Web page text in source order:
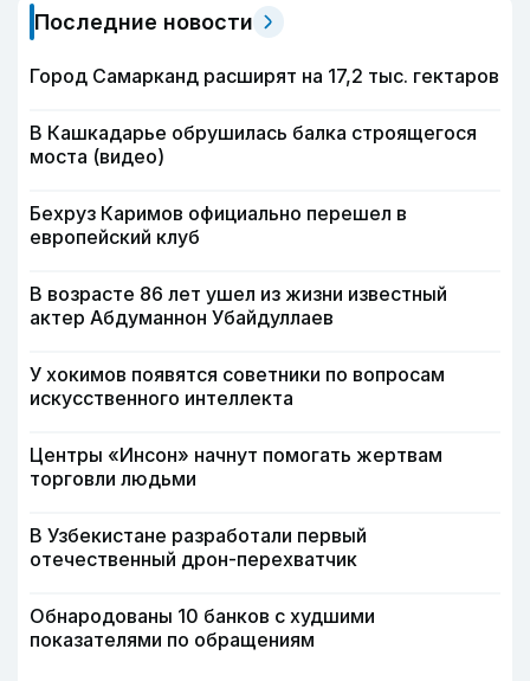
Последние новости
Город Самарканд расширят на 17,2 тыс. гектаров
В Кашкадарье обрушилась балка строящегося
моста (видео)
Бехруз Каримов официально перешел в
европейский клуб
В возрасте 86 лет ушел из жизни известный
актер Абдуманнон Убайдуллаев
У хокимов появятся советники по вопросам
искусственного интеллекта
Центры «Инсон» начнут помогать жертвам
торговли людьми
В Узбекистане разработали первый
отечественный дрон-перехватчик
Обнародованы 10 банков с худшими
показателями по обращениям